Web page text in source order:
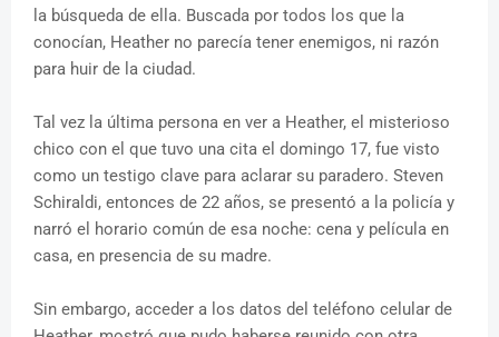
la búsqueda de ella. Buscada por todos los que la
conocían, Heather no parecía tener enemigos, ni razón
para huir de la ciudad.
Tal vez la última persona en ver a Heather, el misterioso
chico con el que tuvo una cita el domingo 17, fue visto
como un testigo clave para aclarar su paradero. Steven
Schiraldi, entonces de 22 años, se presentó a la policía y
narró el horario común de esa noche: cena y película en
casa, en presencia de su madre.
Sin embargo, acceder a los datos del teléfono celular de